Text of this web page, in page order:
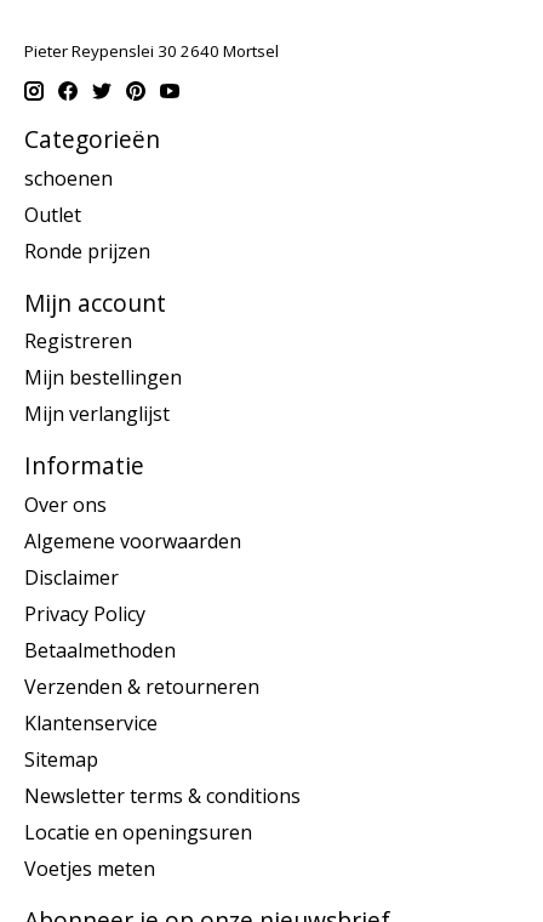
Pieter Reypenslei 30 2640 Mortsel
Categorieën
schoenen
Outlet
Ronde prijzen
Mijn account
Registreren
Mijn bestellingen
Mijn verlanglijst
Informatie
Over ons
Algemene voorwaarden
Disclaimer
Privacy Policy
Betaalmethoden
Verzenden & retourneren
Klantenservice
Sitemap
Newsletter terms & conditions
Locatie en openingsuren
Voetjes meten